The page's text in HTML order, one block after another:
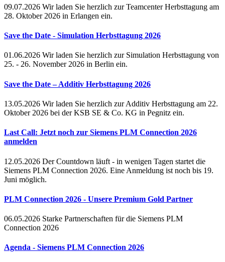
09.07.2026 Wir laden Sie herzlich zur Teamcenter Herbsttagung am
28. Oktober 2026 in Erlangen ein.
Save the Date - Simulation Herbsttagung 2026
01.06.2026 Wir laden Sie herzlich zur Simulation Herbsttagung von
25. - 26. November 2026 in Berlin ein.
Save the Date – Additiv Herbsttagung 2026
13.05.2026 Wir laden Sie herzlich zur Additiv Herbsttagung am 22.
Oktober 2026 bei der KSB SE & Co. KG in Pegnitz ein.
Last Call: Jetzt noch zur Siemens PLM Connection 2026
anmelden
12.05.2026 Der Countdown läuft - in wenigen Tagen startet die
Siemens PLM Connection 2026. Eine Anmeldung ist noch bis 19.
Juni möglich.
PLM Connection 2026 - Unsere Premium Gold Partner
06.05.2026 Starke Partnerschaften für die Siemens PLM
Connection 2026
Agenda - Siemens PLM Connection 2026